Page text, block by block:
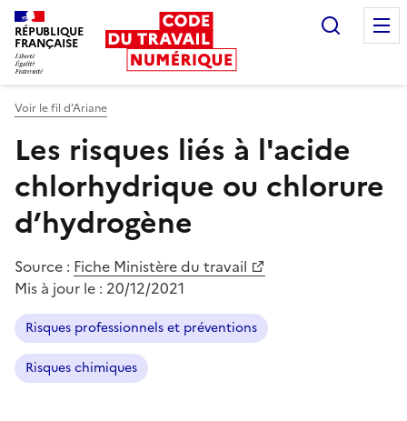
RÉPUBLIQUE
FRANÇAISE
Voir le fil d’Ariane
Les risques liés à l'acide
chlorhydrique ou chlorure
d’hydrogène
Source : Fiche Ministère du travail
Mis à jour le : 20/12/2021
Risques professionnels et préventions
Risques chimiques